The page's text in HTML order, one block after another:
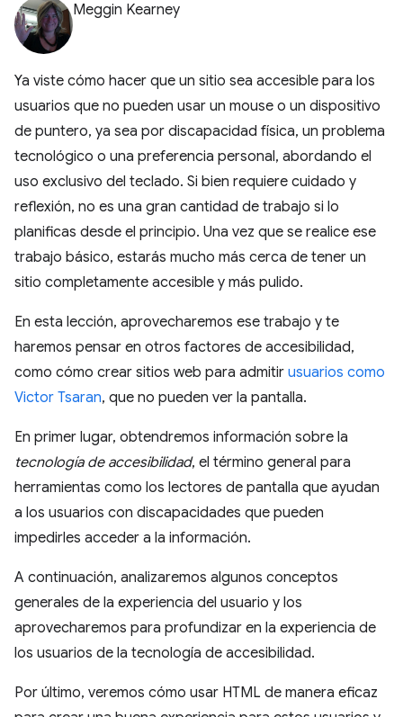
Meggin Kearney
Ya viste cómo hacer que un sitio sea accesible para los
usuarios que no pueden usar un mouse o un dispositivo
de puntero, ya sea por discapacidad física, un problema
tecnológico o una preferencia personal, abordando el
uso exclusivo del teclado. Si bien requiere cuidado y
reflexión, no es una gran cantidad de trabajo si lo
planificas desde el principio. Una vez que se realice ese
trabajo básico, estarás mucho más cerca de tener un
sitio completamente accesible y más pulido.
En esta lección, aprovecharemos ese trabajo y te
haremos pensar en otros factores de accesibilidad,
como cómo crear sitios web para admitir usuarios como
Victor Tsaran, que no pueden ver la pantalla.
En primer lugar, obtendremos información sobre la
tecnología de accesibilidad, el término general para
herramientas como los lectores de pantalla que ayudan
a los usuarios con discapacidades que pueden
impedirles acceder a la información.
A continuación, analizaremos algunos conceptos
generales de la experiencia del usuario y los
aprovecharemos para profundizar en la experiencia de
los usuarios de la tecnología de accesibilidad.
Por último, veremos cómo usar HTML de manera eficaz